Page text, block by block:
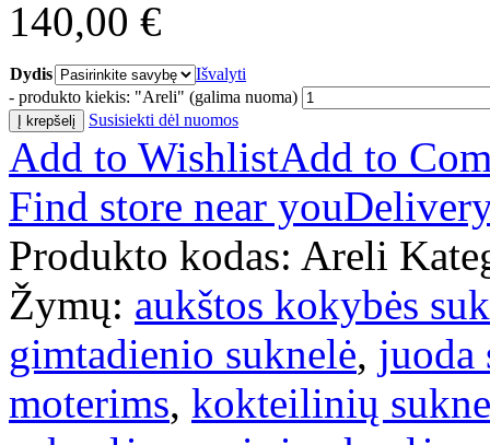
140,00 €
Dydis
Išvalyti
- produkto kiekis: "Areli" (galima nuoma)
Į krepšelį Susisiekti dėl nuomos
Add to WishlistAdd to
Find store near you
Produkto kodas: Areli
Žymų: aukštos kokybės
gimtadienio suknelė, juoda
moterims, kokteilinių